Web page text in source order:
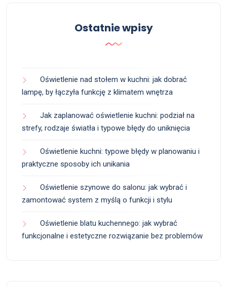
Ostatnie wpisy
Oświetlenie nad stołem w kuchni: jak dobrać
lampę, by łączyła funkcję z klimatem wnętrza
Jak zaplanować oświetlenie kuchni: podział na
strefy, rodzaje światła i typowe błędy do uniknięcia
Oświetlenie kuchni: typowe błędy w planowaniu i
praktyczne sposoby ich unikania
Oświetlenie szynowe do salonu: jak wybrać i
zamontować system z myślą o funkcji i stylu
Oświetlenie blatu kuchennego: jak wybrać
funkcjonalne i estetyczne rozwiązanie bez problemów